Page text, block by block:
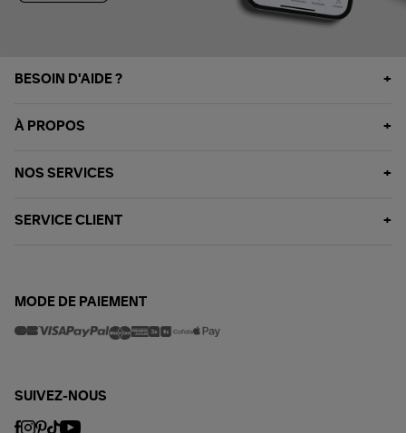
BESOIN D'AIDE ?
À PROPOS
NOS SERVICES
SERVICE CLIENT
MODE DE PAIEMENT
SUIVEZ-NOUS